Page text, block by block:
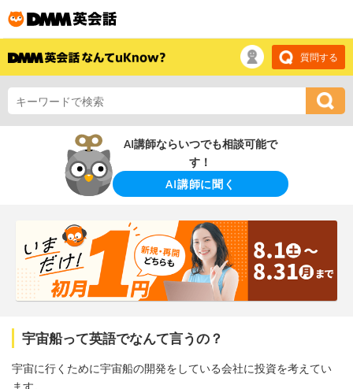
質問する
AI講師ならいつでも相談可能で
す！
AI講師に聞く
宇宙船って英語でなんて言うの？
宇宙に行くために宇宙船の開発をしている会社に投資を考えてい